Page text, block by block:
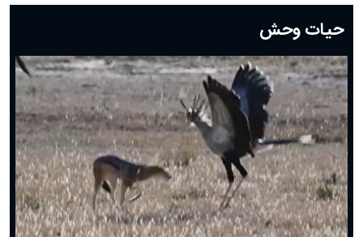
دعای روز بیستم ماه رمضان؛ ۱۹ اسفند ۱۴۰۴
دعای روز هشتم ماه مبارک رمضان؛ ۷ اسفند ماه ۱۴۰۴
دعای روز هفتم ماه رمضان؛ ۶ اسفند ۱۴۰۴
دعای روز ششم ماه رمضان؛ ۵ اسفند ۱۴۰۴
دعای روز پنجم ماه رمضان؛ ۴ اسفند ۱۴۰۴
دعای روز چهارم ماه مبارک رمضان؛ ۳ اسفند ۱۴۰۴
دعای روز سوم ماه مبارک رمضان؛ ۱۴ اسفند ۱۴۰۴
دعای روز دوم ماه مبارک رمضان ۱ اسفند ماه ۱۴۰۴
دعای روز اول ماه مبارک رمضان، ۳۰ بهمن ۱۴۰۴
حضرت زینب(س) چگونه از دنیا رفت؟
بهترین پیامک تبریک روز پدر ۱۴۰۴؛ جملات زیبا و صمیمانه
حیات وحش